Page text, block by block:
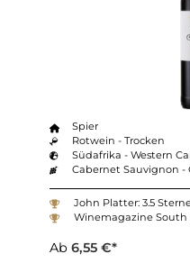
Spier
Rotwein - Trocken
Südafrika - Western
Cabernet Sauvignon -
John Platter: 3.5
Winemagazine South
Ab 6,55 €*